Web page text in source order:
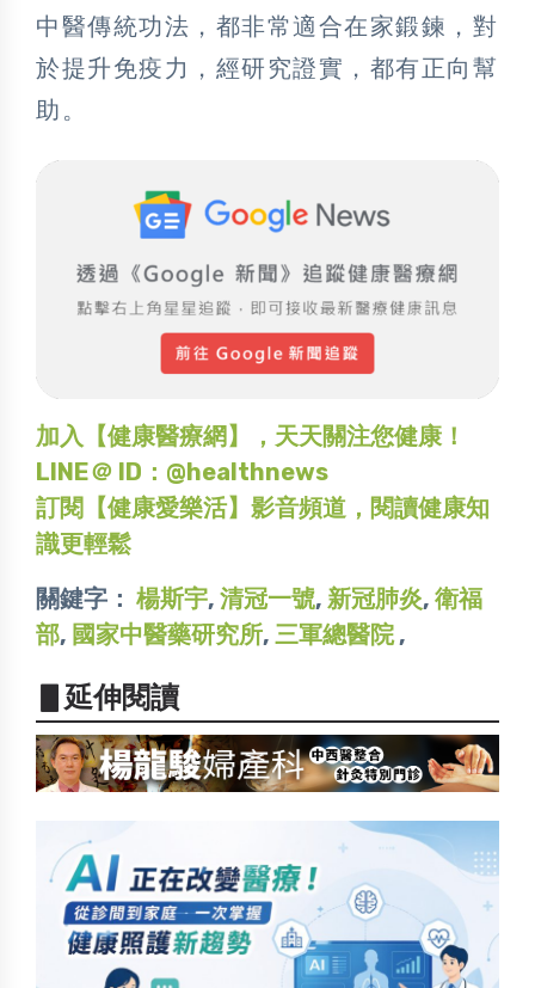
中醫傳統功法，都非常適合在家鍛鍊，對
於提升免疫力，經研究證實，都有正向幫
助。
加入【健康醫療網】，天天關注您健康！
LINE＠ ID：@healthnews
訂閱【健康愛樂活】影音頻道，閱讀健康知
識更輕鬆
關鍵字： 楊斯宇, 清冠一號, 新冠肺炎, 衛福
部, 國家中醫藥研究所, 三軍總醫院,
▋延伸閱讀